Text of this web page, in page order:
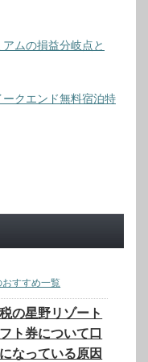
ムの損益分岐点と
クエンド無料宿泊特
すすめ一覧
の星野リゾート
ト券について口
なっている原因